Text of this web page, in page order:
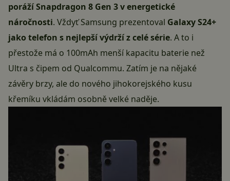
poráží Snapdragon 8 Gen 3 v energetické
náročnosti. Vždyť Samsung prezentoval Galaxy S24+
jako telefon s nejlepší výdrží z celé série. A to i
přestože má o 100mAh menší kapacitu baterie než
Ultra s čipem od Qualcommu. Zatím je na nějaké
závěry brzy, ale do nového jihokorejského kusu
křemíku vkládám osobně velké naděje.